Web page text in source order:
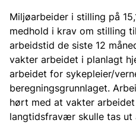
Miljøarbeider i stilling på
medhold i krav om stilling
arbeidstid de siste 12
vakter arbeidet i planlagt
arbeidet for sykepleier/
beregningsgrunnlaget.
hørt med at vakter
langtidsfravær skulle tas ut